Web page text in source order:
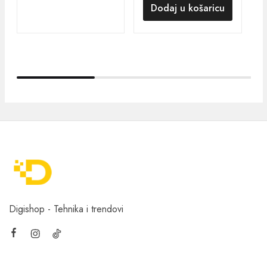
Dodaj u košaricu
Digishop - Tehnika i trendovi